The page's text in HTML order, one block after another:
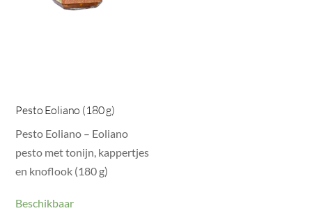
Pesto Eoliano (180 g)
Pesto Eoliano – Eoliano
pesto met tonijn, kappertjes
en knoflook (180 g)
Beschikbaar